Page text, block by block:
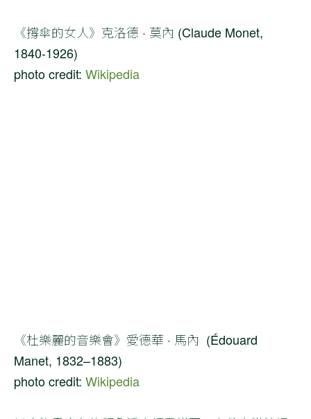
《撐傘的女人》克洛德 · 莫內 (Claude Monet,
1840-1926)
photo credit: Wikipedia
《杜樂麗的音樂會》愛德華 · 馬內 (Édouard
Manet, 1832–1883)
photo credit: Wikipedia